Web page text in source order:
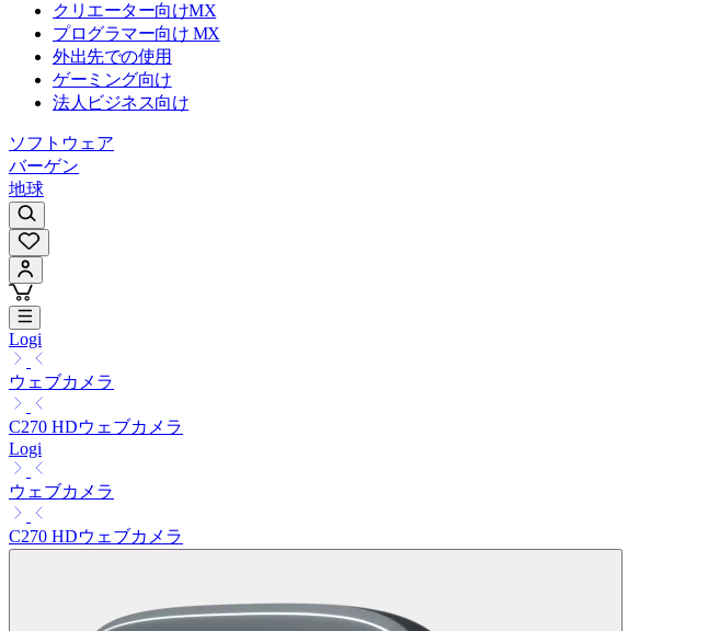
クリエーター向けMX
プログラマー向け MX
外出先での使用
ゲーミング向け
法人ビジネス向け
ソフトウェア
バーゲン
地球
Logi
ウェブカメラ
C270 HDウェブカメラ
Logi
ウェブカメラ
C270 HDウェブカメラ